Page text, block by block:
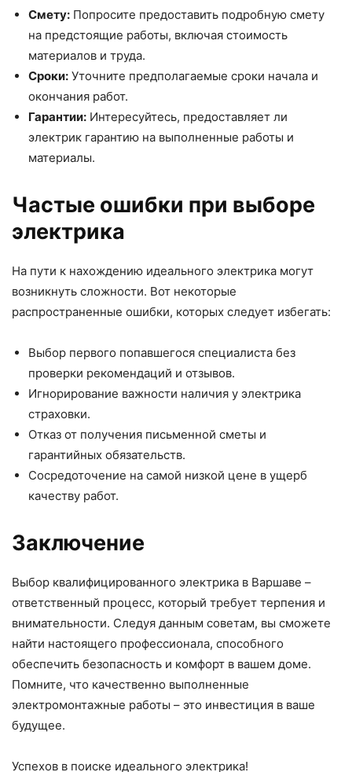
Смету: Попросите предоставить подробную смету
на предстоящие работы, включая стоимость
материалов и труда.
Сроки: Уточните предполагаемые сроки начала и
окончания работ.
Гарантии: Интересуйтесь, предоставляет ли
электрик гарантию на выполненные работы и
материалы.
Частые ошибки при выборе
электрика
На пути к нахождению идеального электрика могут
возникнуть сложности. Вот некоторые
распространенные ошибки, которых следует избегать:
Выбор первого попавшегося специалиста без
проверки рекомендаций и отзывов.
Игнорирование важности наличия у электрика
страховки.
Отказ от получения письменной сметы и
гарантийных обязательств.
Сосредоточение на самой низкой цене в ущерб
качеству работ.
Заключение
Выбор квалифицированного электрика в Варшаве –
ответственный процесс, который требует терпения и
внимательности. Следуя данным советам, вы сможете
найти настоящего профессионала, способного
обеспечить безопасность и комфорт в вашем доме.
Помните, что качественно выполненные
электромонтажные работы – это инвестиция в ваше
будущее.
Успехов в поиске идеального электрика!